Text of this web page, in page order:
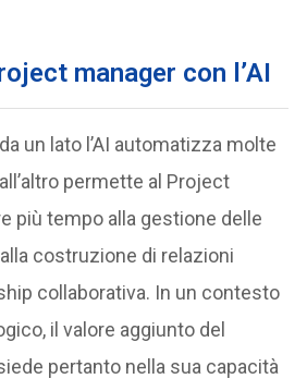
manager con l’AI
un lato l’AI automatizza molte
permette al Project
più tempo alla gestione delle
costruzione di relazioni
collaborativa. In un contesto
il valore aggiunto del
pertanto nella sua capacità